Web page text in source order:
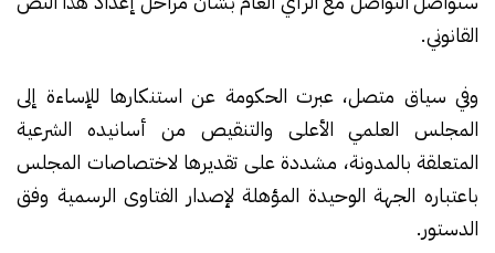
القانوني.
وفي سياق متصل، عبرت الحكومة عن استنكارها للإساءة إلى
المجلس العلمي الأعلى والتنقيص من أسانيده الشرعية
المتعلقة بالمدونة، مشددة على تقديرها لاختصاصات المجلس
باعتباره الجهة الوحيدة المؤهلة لإصدار الفتاوى الرسمية وفق
الدستور.